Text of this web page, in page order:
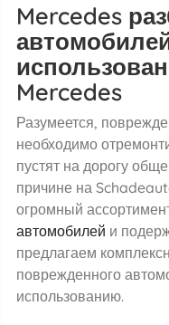
Mercedes
Mercedes
Разумеется,
необходимо
пустят на дорогу
причине на
огромный
автомобилей и
предлагаем
поврежденного
использованию.